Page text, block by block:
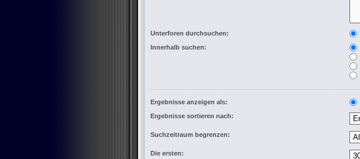
Unterforen durchsuchen:
Innerhalb suchen:
Ergebnisse anzeigen als:
Ergebnisse sortieren nach:
Suchzeitraum begrenzen:
Die ersten: